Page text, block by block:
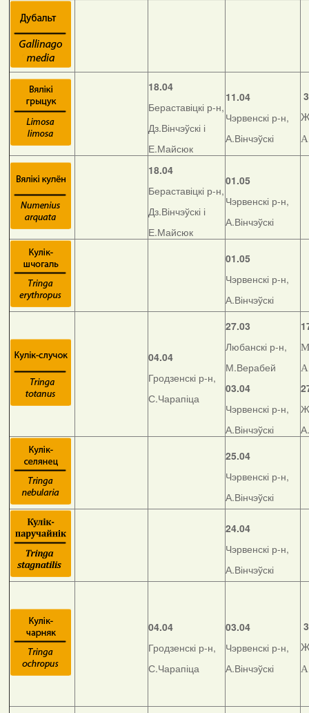
18.04
Бераставіцкі р-н,
Дз.Вінчэўскі і
Е.Майсюк
11.04
Чэрвенскі р-н,
А.Вінчэўскі
18.04
Бераставіцкі р-н,
Дз.Вінчэўскі і
Е.Майсюк
01.05
Чэрвенскі р-н,
А.Вінчэўскі
01.05
Чэрвенскі р-н,
А.Вінчэўскі
04.04
Гродзенскі р-н,
С.Чарапіца
27.03
Любанскі р-н,
М.Верабей
03.04
Чэрвенскі р-н,
А.Вінчэўскі
25.04
Чэрвенскі р-н,
А.Вінчэўскі
24.04
Чэрвенскі р-н,
А.Вінчэўскі
04.04
Гродзенскі р-н,
С.Чарапіца
03.04
Чэрвенскі р-н,
А.Вінчэўскі